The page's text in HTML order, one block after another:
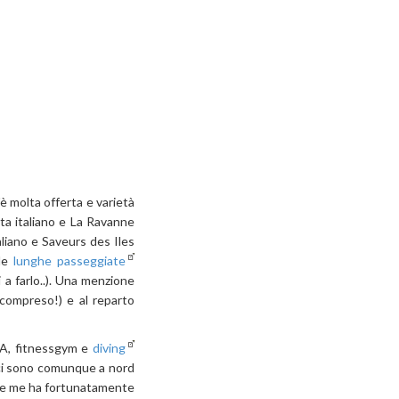
molta offerta e varietà
italiano e La Ravanne
e Saveurs des Iles
lelunghe passeggiate
farlo..). Una menzione
e al reparto
fitnessgym e diving
comunque a nord
me ha fortunatamente